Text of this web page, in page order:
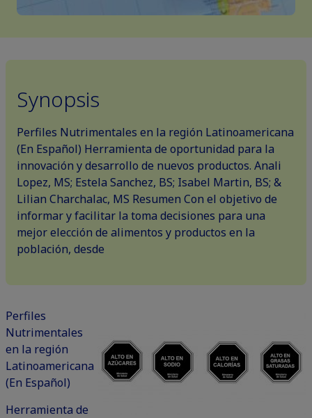
Synopsis
Perfiles Nutrimentales en la región Latinoamericana
(En Español) Herramienta de oportunidad para la
innovación y desarrollo de nuevos productos. Anali
Lopez, MS; Estela Sanchez, BS; Isabel Martin, BS; &
Lilian Charchalac, MS Resumen Con el objetivo de
informar y facilitar la toma decisiones para una
mejor elección de alimentos y productos en la
población, desde
Perfiles
Nutrimentales
en la región
Latinoamericana
(En Español)
Herramienta de